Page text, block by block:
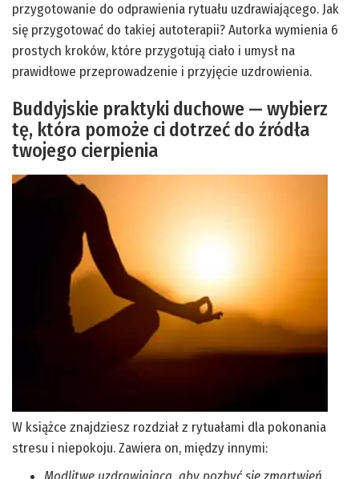
przygotowanie do odprawienia rytuału uzdrawiającego. Jak
się przygotować do takiej autoterapii? Autorka wymienia 6
prostych kroków, które przygotują ciało i umysł na
prawidłowe przeprowadzenie i przyjęcie uzdrowienia.
Buddyjskie praktyki duchowe — wybierz
tę, która pomoże ci dotrzeć do źródła
twojego cierpienia
W książce znajdziesz rozdział z rytuałami dla pokonania
stresu i niepokoju. Zawiera on, między innymi: